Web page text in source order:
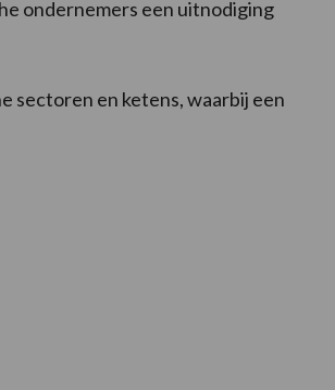
ondernemers een uitnodiging
sectoren en ketens, waarbij een